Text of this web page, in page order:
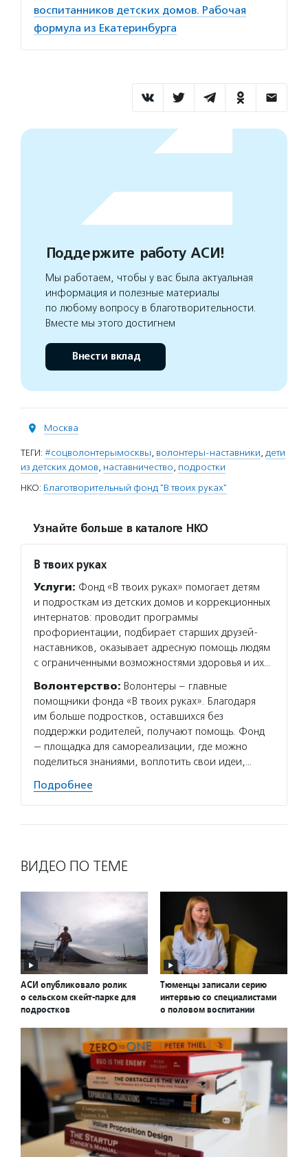
воспитанников детских домов. Рабочая
формула из Екатеринбурга
Поддержите работу АСИ!
Мы работаем, чтобы у вас была актуальная
информация и полезные материалы
по любому вопросу в благотворительности.
Вместе мы этого достигнем
Внести вклад
Москва
ТЕГИ: #соцволонтерымосквы, волонтеры-наставники, дети
из детских домов, наставничество, подростки
НКО: Благотворительный фонд "В твоих руках"
Узнайте больше в каталоге НКО
В твоих руках
Услуги: Фонд «В твоих руках» помогает детям
и подросткам из детских домов и коррекционных
интернатов: проводит программы
профориентации, подбирает старших друзей-
наставников, оказывает адресную помощь людям
с ограниченными возможностями здоровья и их…
Волонтерство: Волонтеры – главные
помощники фонда «В твоих руках». Благодаря
им больше подростков, оставшихся без
поддержки родителей, получают помощь. Фонд
— площадка для самореализации, где можно
поделиться знаниями, воплотить свои идеи,…
Подробнее
ВИДЕО ПО ТЕМЕ
АСИ опубликовало ролик
о сельском скейт-парке для
подростков
Тюменцы записали серию
интервью со специалистами
о половом воспитании